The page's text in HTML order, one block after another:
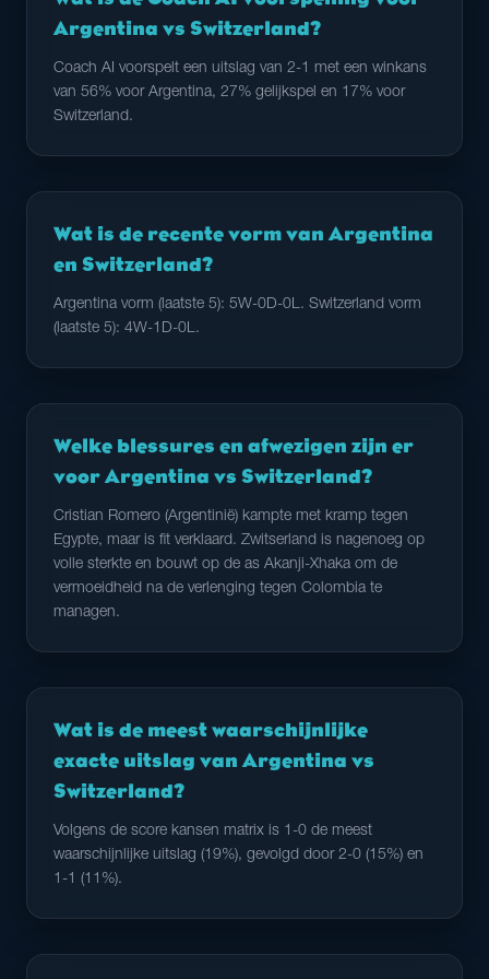
Argentina vs Switzerland?
Coach AI voorspelt een uitslag van 2-1 met een winkans
van 56% voor Argentina, 27% gelijkspel en 17% voor
Switzerland.
Wat is de recente vorm van Argentina
en Switzerland?
Argentina vorm (laatste 5): 5W-0D-0L. Switzerland vorm
(laatste 5): 4W-1D-0L.
Welke blessures en afwezigen zijn er
voor Argentina vs Switzerland?
Cristian Romero (Argentinië) kampte met kramp tegen
Egypte, maar is fit verklaard. Zwitserland is nagenoeg op
volle sterkte en bouwt op de as Akanji-Xhaka om de
vermoeidheid na de verlenging tegen Colombia te
managen.
Wat is de meest waarschijnlijke
exacte uitslag van Argentina vs
Switzerland?
Volgens de score kansen matrix is 1-0 de meest
waarschijnlijke uitslag (19%), gevolgd door 2-0 (15%) en
1-1 (11%).